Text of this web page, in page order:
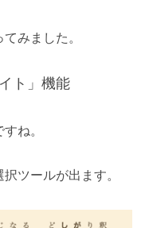
みました。
ト」機能
ね。
ツールが出ます。